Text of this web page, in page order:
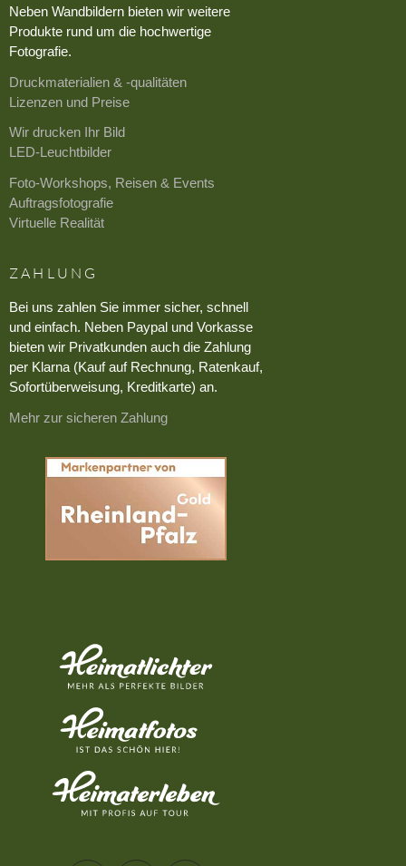
Neben Wandbildern bieten wir weitere
Produkte rund um die hochwertige
Fotografie.
Druckmaterialien & -qualitäten
Lizenzen und Preise
Wir drucken Ihr Bild
LED-Leuchtbilder
Foto-Workshops, Reisen & Events
Auftragsfotografie
Virtuelle Realität
ZAHLUNG
Bei uns zahlen Sie immer sicher, schnell
und einfach. Neben Paypal und Vorkasse
bieten wir Privatkunden auch die Zahlung
per Klarna (Kauf auf Rechnung, Ratenkauf,
Sofortüberweisung, Kreditkarte) an.
Mehr zur sicheren Zahlung